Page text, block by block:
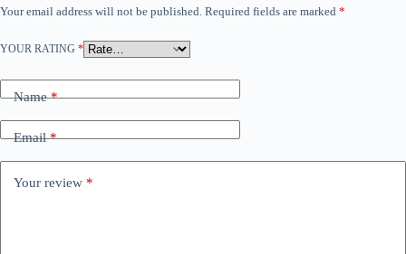
Your email address will not be published. Required fields are marked *
YOUR RATING *
Name*
Email*
Your review *